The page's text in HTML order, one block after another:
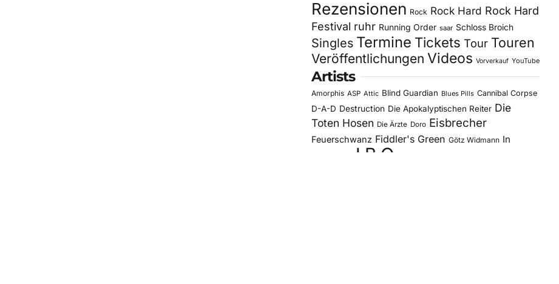
Rezensionen Rock Rock Hard Rock Hard
Festival ruhr Running Order saar Schloss Broich
Singles Termine Tickets Tour Touren
Veröffentlichungen Videos Vorverkauf YouTube
Artists
Amorphis ASP Attic Blind Guardian Blues Pills Cannibal Corpse
D-A-D Destruction Die Apokalyptischen Reiter Die
Toten Hosen Die Ärzte Doro Eisbrecher
Feuerschwanz Fiddler's Green Götz Widmann In
J.B.O.